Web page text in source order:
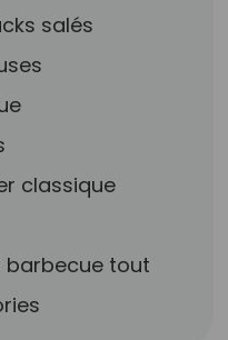
salés
classique
tout